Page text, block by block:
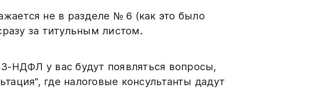
не в разделе № 6 (как это было
за титульным листом.
НДФЛ у вас будут появляться вопросы,
где налоговые консультанты дадут